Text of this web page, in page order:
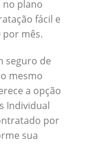
no plano
fácil e
por mês.
seguro de
mesmo
a opção
Individual
por
sua